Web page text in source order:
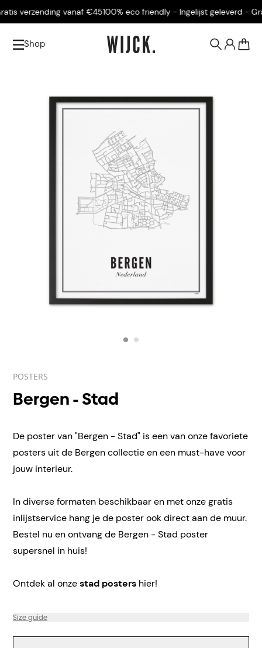
verzending vanaf €45100% eco friendly - Ingelijst geleverd -
Shop
POSTERS
Bergen - Stad
De poster van "Bergen - Stad" is een van onze favoriete
posters uit de Bergen collectie en een must-have voor
jouw interieur.
In diverse formaten beschikbaar en met onze gratis
inlijstservice hang je de poster ook direct aan de muur.
Bestel nu en ontvang de Bergen - Stad poster
supersnel in huis!
Ontdek al onzestad posters hier!
Size guide